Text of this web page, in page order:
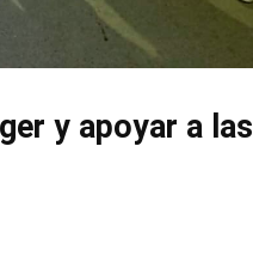
y apoyar a las